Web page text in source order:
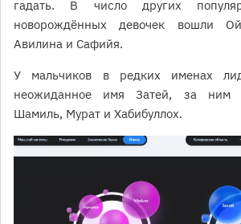
гадать. В число других
новорождённых девочек вошли
Авилина и Сафийя.
У мальчиков в редких именах
неожиданное имя Затей, за ним
Шамиль, Мурат и Хабибуллох.